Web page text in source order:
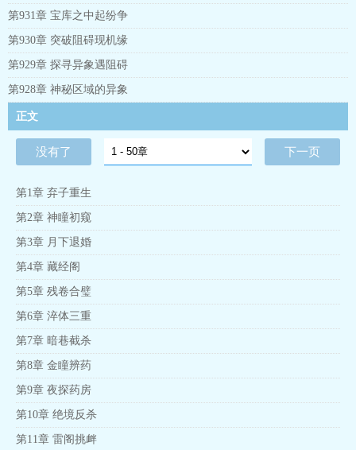
隙，借势跃阶。他人争夺机缘历经试炼，我直破阵眼，捷径登
顶。昔日嘲讽我的族人战栗匍匐，退婚
第931章 宝库之中起纷争
第930章 突破阻碍现机缘
第929章 探寻异象遇阻碍
第928章 神秘区域的异象
正文
没有了 下一页
第1章 弃子重生
第2章 神瞳初窥
第3章 月下退婚
第4章 藏经阁
第5章 残卷合璧
第6章 淬体三重
第7章 暗巷截杀
第8章 金瞳辨药
第9章 夜探药房
第10章 绝境反杀
第11章 雷阁挑衅